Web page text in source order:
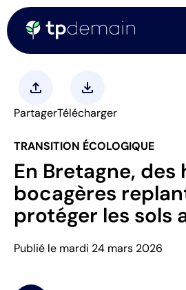
upload
Partager
download
Télécharger
TRANSITION ÉCOLOGIQUE
En Bretagne, des
bocagères
protéger les sols
Publié le mardi 24 mars 2026